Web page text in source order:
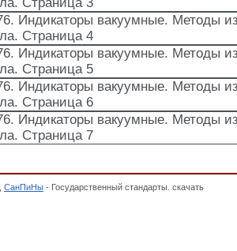
СанПиНы - Государственный стандарты. скачать